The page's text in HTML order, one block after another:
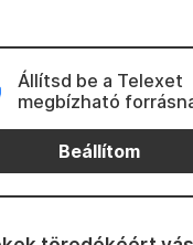
Állítsd be a Telexet
megbízható
Beállítom